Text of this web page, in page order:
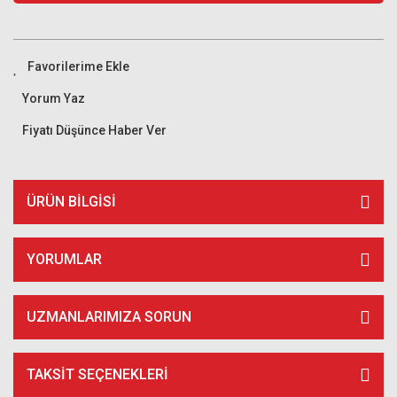
Yorum Yaz
Fiyatı Düşünce Haber Ver
ÜRÜN BILGISI
YORUMLAR
UZMANLARIMIZA SORUN
TAKSIT SEÇENEKLERI